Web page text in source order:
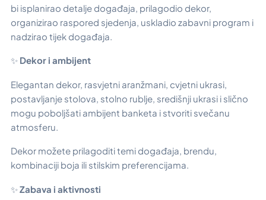
bi isplanirao detalje događaja, prilagodio dekor,
organizirao raspored sjedenja, uskladio zabavni program i
nadzirao tijek događaja.
✨ Dekor i ambijent
Elegantan dekor, rasvjetni aranžmani, cvjetni ukrasi,
postavljanje stolova, stolno rublje, središnji ukrasi i slično
mogu poboljšati ambijent banketa i stvoriti svečanu
atmosferu.
Dekor možete prilagoditi temi događaja, brendu,
kombinaciji boja ili stilskim preferencijama.
✨Zabava i aktivnosti